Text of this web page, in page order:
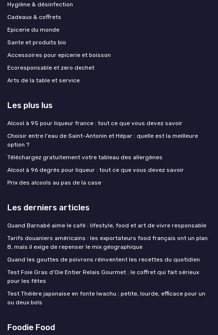
Hygiène & désinfection
Cadeaux & coffrets
Epicerie du monde
Sante et produits bio
Accessoires pour epicerie et boisson
Ecoresponsable et zero dechet
Arts de la table et service
Les plus lus
Alcool à 95 pour liqueur france : tout ce que vous devez savoir
Choisir entre l'eau de Saint-Antonin et Hépar : quelle est la meilleure
option ?
Téléchargez gratuitement votre tableau des allergènes
Alcool à 96 degrés pour liqueur : tout ce que vous devez savoir
Prix des alcools au pas de la case
Les derniers articles
Quand Barnabé aime le café : lifestyle, food et art de vivre responsable
Tarifs douaniers américains : les exportateurs food français ont un plan
B, mais il exige de repenser le mix géographique
Quand les gouttes de poivrons réinventent les recettes du quotidien
Test Foie Gras d’Oie Entier Relais Gourmet : le coffret qui fait sérieux
pour les fêtes
Test Théière japonaise en fonte Iwachu : petite, lourde, efficace pour un
ou deux bols
Foodie Food